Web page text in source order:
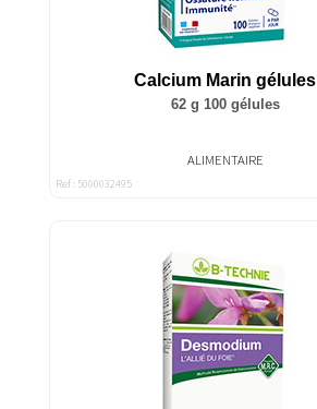
Calcium Marin gélules
62 g 100 gélules
ALIMENTAIRE
Ref : 5000032495